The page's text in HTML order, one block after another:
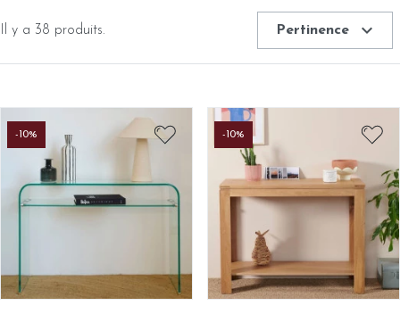
Il y a 38 produits. Pertinence expand_more
-10% -10%